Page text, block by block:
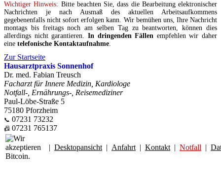
Wichtiger Hinweis: Bitte beachten Sie, dass die Bearbeitung elektronischer
Nachrichten je nach Ausmaß des aktuellen Arbeitsaufkommens
gegebenenfalls nicht sofort erfolgen kann. Wir bemühen uns, Ihre Nachricht
montags bis freitags noch am selben Tag zu beantworten, können dies
allerdings nicht garantieren. In dringenden Fällen empfehlen wir daher
eine telefonische Kontaktaufnahme.
Zur Startseite
Hausarztpraxis Sonnenhof
Dr. med. Fabian Treusch
Facharzt für Innere Medizin, Kardiologe
Notfall-, Ernährungs-, Reisemediziner
Paul-Löbe-Straße 5
75180 Pforzheim
📞 07231 73232
📠 07231 765137
| Desktopansicht | Anfahrt | Kontakt | Notfall |